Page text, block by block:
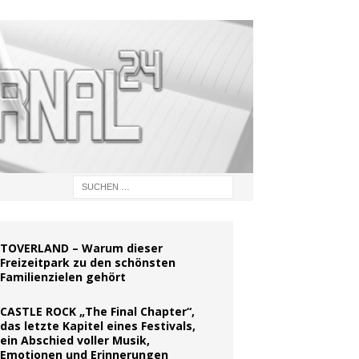
TOVERLAND – Warum dieser
Freizeitpark zu den schönsten
Familienzielen gehört
CASTLE ROCK „The Final Chapter“,
das letzte Kapitel eines Festivals,
ein Abschied voller Musik,
Emotionen und Erinnerungen